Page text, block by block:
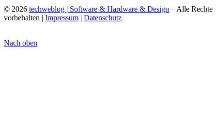
© 2026 techweblog | Software & Hardware & Design – Alle Rechte
vorbehalten | Impressum | Datenschutz
Nach oben